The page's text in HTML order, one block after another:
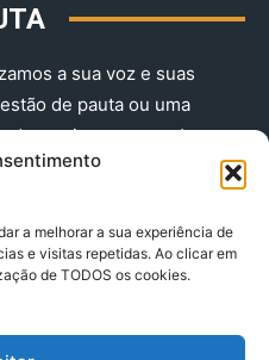
a melhorar a sua experiência de
e visitas repetidas. Ao clicar em
de TODOS os cookies.
a sua voz e suas
de pauta ou uma
envie-nos agora!